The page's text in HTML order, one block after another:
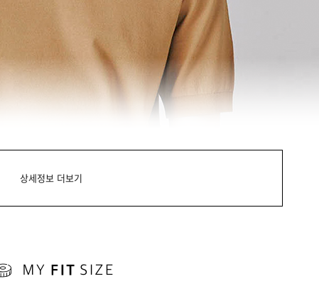
상세정보 더보기